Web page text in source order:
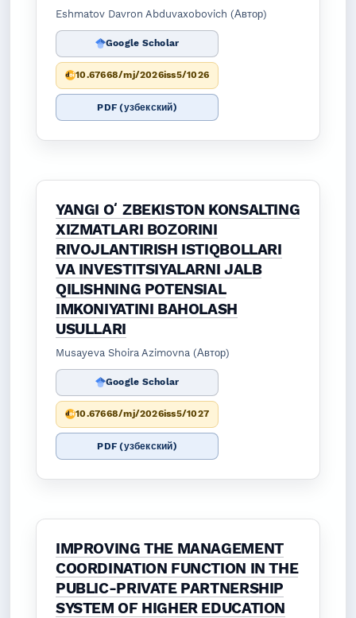
Eshmatov Davron Abduvaxobovich (Автор)
Google Scholar
10.67668/mj/2026iss5/1026
PDF (узбекский)
YANGI OʻZBEKISTON KONSALTING
XIZMATLARI BOZORINI
RIVOJLANTIRISH ISTIQBOLLARI
VA INVESTITSIYALARNI JALB
QILISHNING POTENSIAL
IMKONIYATINI BAHOLASH
USULLARI
Musayeva Shoira Azimovna (Автор)
Google Scholar
10.67668/mj/2026iss5/1027
PDF (узбекский)
IMPROVING THE MANAGEMENT
COORDINATION FUNCTION IN THE
PUBLIC-PRIVATE PARTNERSHIP
SYSTEM OF HIGHER EDUCATION